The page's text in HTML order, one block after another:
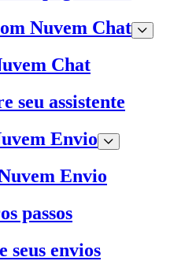
Nuvem Chat
Chat
seu assistente
Envio
Envio
passos
seus envios